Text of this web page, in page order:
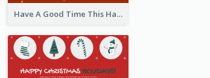
Have A Good Time This Halloween Greeting Card